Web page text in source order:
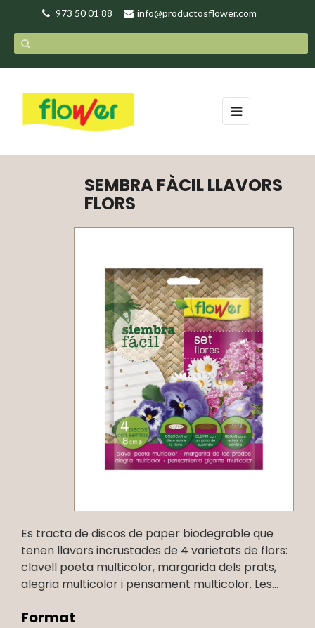
973 50 01 88 info@productosflower.com
Toggle
navigation
☰
SEMBRA FÀCIL LLAVORS
FLORS
Es tracta de discos de paper biodegrable que
tenen llavors incrustades de 4 varietats de flors:
clavell poeta multicolor, margarida dels prats,
alegria multicolor i pensament multicolor. Les...
Format